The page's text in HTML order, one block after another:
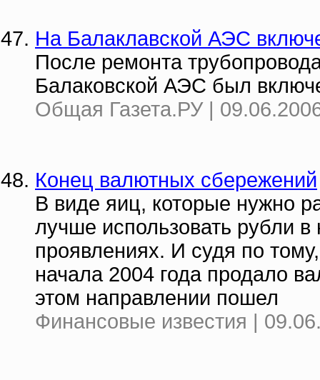
На Балаклавской АЭС
После ремонта
Балаковской АЭС был
Общая Газета.РУ |
Конец валютных сбережений
В виде яиц, которые нужно
лучше использовать рубли
проявлениях. И судя по
начала 2004 года продало
этом направлении пошел
Финансовые известия |